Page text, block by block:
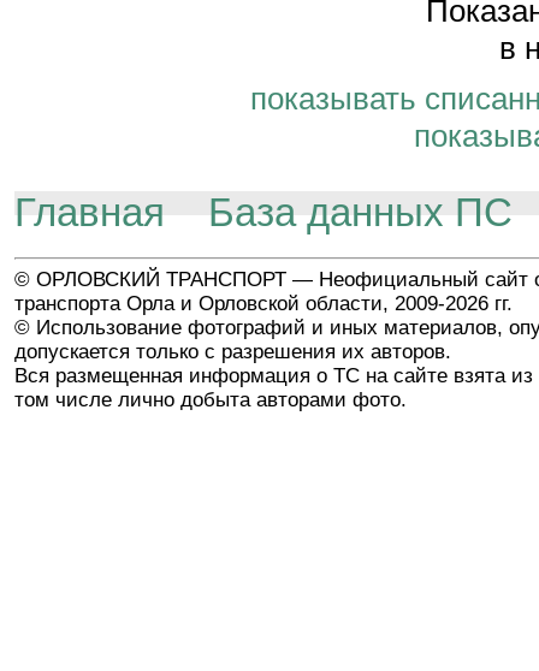
в
показывать
Главная База данных ПС
© ОРЛОВСКИЙ ТРАНСПОРТ — Неофициальный сайт
транспорта Орла и Орловской области, 2009-2026 гг.
© Использование фотографий и иных материалов,
допускается только с разрешения их авторов.
Вся размещенная информация о ТС на сайте взята из
том числе лично добыта авторами фото.